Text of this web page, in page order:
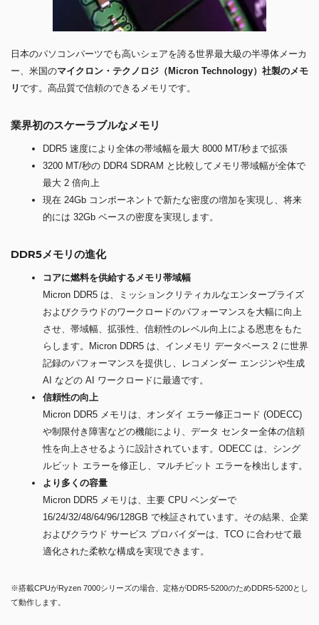
日本のパソコンパーツでも高いシェアを誇る世界最大級の半導体メーカ
ー、米国のマイクロン・テクノロジ（Micron Technology）社製のメモ
リです。高品質で信頼のできるメモリです。
業界初のスケーラブルなメモリ
DDR5 速度により全体の帯域幅を最大 8000 MT/秒まで拡張
3200 MT/秒の DDR4 SDRAM と比較してメモリ帯域幅が全体で
最大 2 倍向上
現在 24Gb コンポーネントで新たな密度の増加を実現し、将来
的には 32Gb ベースの密度を実現します。
DDR5メモリの進化
コアに燃料を供給するメモリ帯域幅
Micron DDR5 は、ミッションクリティカルなエンタープライズ
およびクラウドのワークロードのパフォーマンスを大幅に向上
させ、帯域幅、拡張性、信頼性のレベル向上による恩恵をもた
らします。Micron DDR5 は、インメモリ データベース 2 に世界
記録のパフォーマンスを提供し、レコメンダー エンジンや生成
AI などの AI ワークロードに最適です。
信頼性の向上
Micron DDR5 メモリは、オンダイ エラー修正コード (ODECC)
や制限付き障害などの機能により、データ センター全体の信頼
性を向上させるように設計されています。ODECC は、シング
ルビット エラーを修正し、マルチビット エラーを検出します。
より多くの容量
Micron DDR5 メモリは、主要 CPU ベンダーで
16/24/32/48/64/96/128GB で検証されています。その結果、企業
およびクラウド サービス プロバイダーは、TCO に合わせて最
適化された柔軟な構成を実現できます。
※搭載CPUがRyzen 7000シリーズの場合、定格がDDR5-5200のためDDR5-5200とし
て動作します。